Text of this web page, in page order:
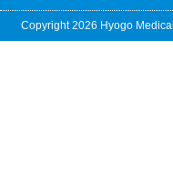
Copyright 2026 Hyogo